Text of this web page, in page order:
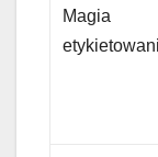
Magia